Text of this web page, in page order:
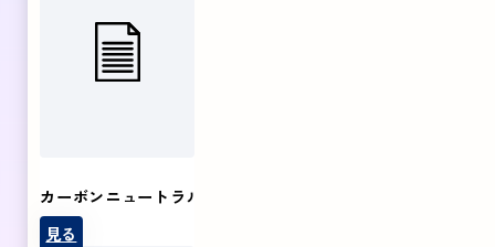
カーボンニュートラル
見る